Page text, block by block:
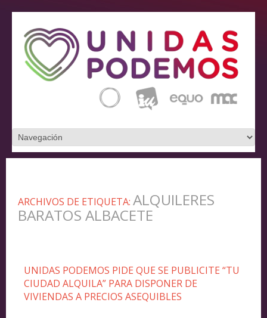
ARCHIVOS DE ETIQUETA: ALQUILERES
BARATOS ALBACETE
UNIDAS PODEMOS PIDE QUE SE PUBLICITE “TU
CIUDAD ALQUILA” PARA DISPONER DE
VIVIENDAS A PRECIOS ASEQUIBLES